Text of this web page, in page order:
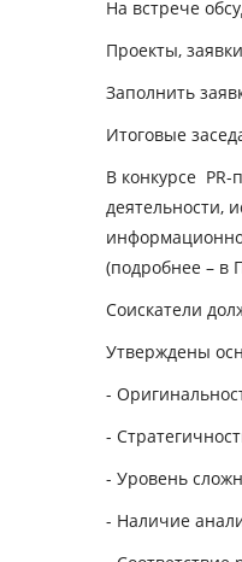
На встрече
Проекты,
Заполнить
Итоговые
В конкурсе
деятельности,
(подробнее – в
Соискатели
Утверждены
-
-
- Уровень
- Наличие